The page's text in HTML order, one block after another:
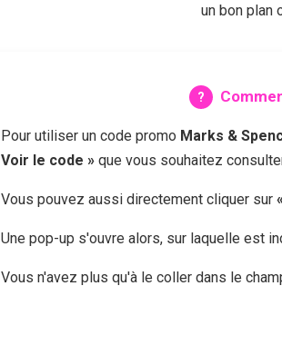
un bon plan
Pour utiliser un code promo Marks &
Voir le code » que vous souhaitez
Vous pouvez aussi directement cliquer sur
Une pop-up s'ouvre alors, sur laquelle est
Vous n'avez plus qu'à le coller dans le